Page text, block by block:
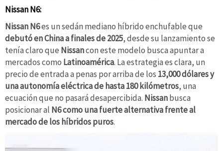
Nissan N6:
Nissan N6es un sedán mediano híbrido enchufable que
debutó en China a finales de 2025, desde su lanzamiento se
tenía claro que Nissancon este modelo busca apuntar a
mercados como Latinoamérica. La estrategia es clara, un
precio de entrada a penas por arriba de los 13,000 dólares y
una autonomía eléctrica de hasta 180 kilómetros, una
ecuación que no pasará desapercibida. Nissanbusca
posicionar al N6 como una fuerte alternativa frente al
mercado de los híbridos puros.